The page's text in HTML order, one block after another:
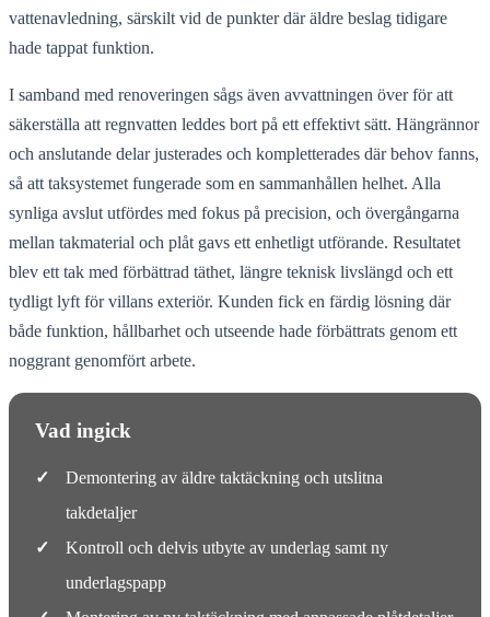
vattenavledning, särskilt vid de punkter där äldre beslag tidigare
hade tappat funktion.
I samband med renoveringen sågs även avvattningen över för att
säkerställa att regnvatten leddes bort på ett effektivt sätt. Hängrännor
och anslutande delar justerades och kompletterades där behov fanns,
så att taksystemet fungerade som en sammanhållen helhet. Alla
synliga avslut utfördes med fokus på precision, och övergångarna
mellan takmaterial och plåt gavs ett enhetligt utförande. Resultatet
blev ett tak med förbättrad täthet, längre teknisk livslängd och ett
tydligt lyft för villans exteriör. Kunden fick en färdig lösning där
både funktion, hållbarhet och utseende hade förbättrats genom ett
noggrant genomfört arbete.
Vad ingick
✓
Demontering av äldre taktäckning och utslitna
takdetaljer
✓
Kontroll och delvis utbyte av underlag samt ny
underlagspapp